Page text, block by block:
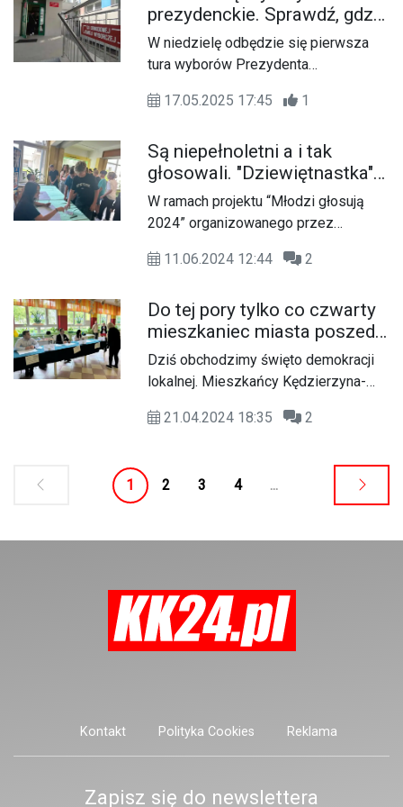
Wyborczej frekwencja w naszym
powiecie na godzinę 12:00 wyniosła
16,48%, co jest nieco powyżej średniej
(16,07%), ale nadal poniżej
prezydenckie. Sprawdź, gdzie
zagłosować. Lista komisji
obwodowych
W niedzielę odbędzie się pierwsza
tura wyborów Prezydenta
wyborcze będą otwarte w godzinach
będzie mógł oddać swój głos na
jednego z trzynastu kandydatów
ubiegających się o najwyższy urząd w
państwie.
17.05.2025 17:45 1
Są niepełnoletni a i tak
głosowali. "Dziewiętnastka"
wzięła udział w projekcie
"Młodzi głosują 2024"
W ramach projektu “Młodzi głosują
2024” organizowanego przez
uczniowie i uczennice z Publicznej
okazję wziąć udział w symulacji
wyborów i tak jak dorośli zagłosować
na wybrane komitety.
11.06.2024 12:44 2
Do tej pory tylko co czwarty
mieszkaniec miasta poszedł
na wybory. Poznaliśmy
frekwencję na godzinę 17
Dziś obchodzimy święto demokracji
lokalnej. Mieszkańcy Kędzierzyna-
prezydenta. Poznaliśmy frekwencję na
21.04.2024 18:35 2
1 2 3 4 ...
Kontakt Polityka Cookies Reklama
Zapisz się do newslettera